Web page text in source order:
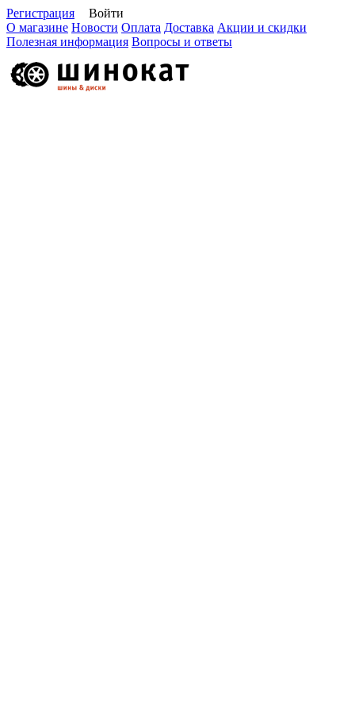
Регистрация
Войти
О магазине Новости Оплата Доставка Акции и скидки
Полезная информация Вопросы и ответы